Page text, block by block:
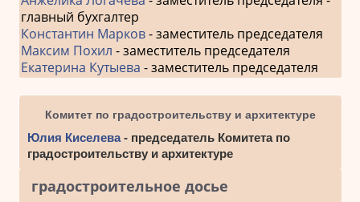
главный бухгалтер
Константин Марков- заместитель председателя
Максим Похил - заместитель председателя
Екатерина Кутыева - заместитель председателя
Комитет по градостроительству и архитектуре
Юлия Киселева- председатель Комитета по
градостроительству и архитектуре
градостроительное досье